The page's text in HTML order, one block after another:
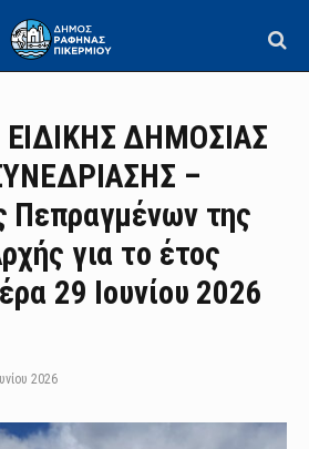
ΔΗΜΟΣΙΑΣ
–
Πεπραγμένων της
για το έτος
29 Ιουνίου 2026
2026